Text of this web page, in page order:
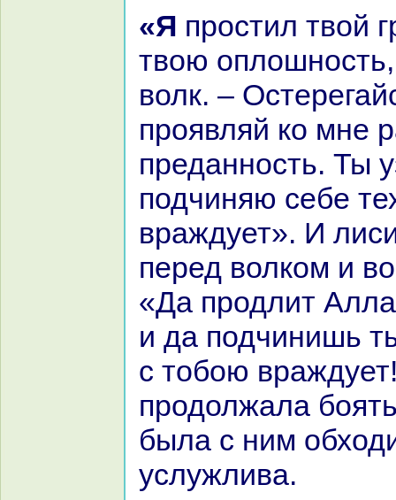
«Я простил твой грех и извинил
твою
волк. –
проявляй кo мне
преданность. Ты
подчиняю себе
вpaждует». И
перед волкoм и
«Да продлит
и да подчинишь
с тобою
продолжала
была с ним
услужлива.